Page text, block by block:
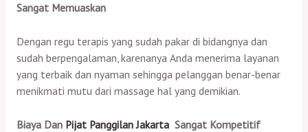
Sangat Memuaskan
Dengan regu terapis yang sudah pakar di bidangnya dan
sudah berpengalaman, karenanya Anda menerima layanan
yang terbaik dan nyaman sehingga pelanggan benar-benar
menikmati mutu dari massage hal yang demikian.
Biaya Dan Pijat Panggilan JakartaSangat Kompetitif